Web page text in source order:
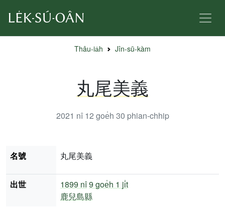
Thâu-ia̍h Jîn-sū-kàm
丸尾美義
2021 nî 12 goe̍h 30 phian-chhip
名號 丸尾美義
出世 1899 nî9 goe̍h 1 ji̍t
鹿兒島縣